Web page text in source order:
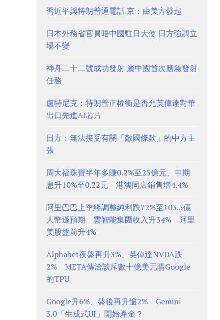
習近平與特朗普通電話 京：由美方發起
日本外務省官員晤中國駐日大使 日方強調立
場不變
神舟二十二號成功發射 屬中國首次應急發射
任務
盧特尼克：特朗普正權衡是否允英偉達對華
出口先進AI芯片
日方：無法接受有關「敵國條款」的中方主
張
周大福珠寶半年多賺0.2%至25億元、中期
息升10%至0.22元 港澳同店銷售增4.4%
阿里巴巴上季經調整純利跌72%至103.5億
人幣遜預期 雲智能集團收入升34% 阿里
美股盤前升4%
Alphabet夜盤再升3%、英偉達NVDA跌
2% META傳洽談斥數十億美元購Google
的TPU
Google升6%、盤後再升逾2% Gemini
3.0「生成式UI」開始產金？